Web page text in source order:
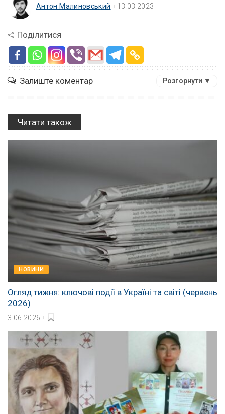
Антон Малиновський 13.03.2023
Поділитися
Залиште коментар Розгорнути ▼
Читати також
НОВИНИ
Огляд тижня: ключові події в Україні та світі (червень
2026)
3.06.2026